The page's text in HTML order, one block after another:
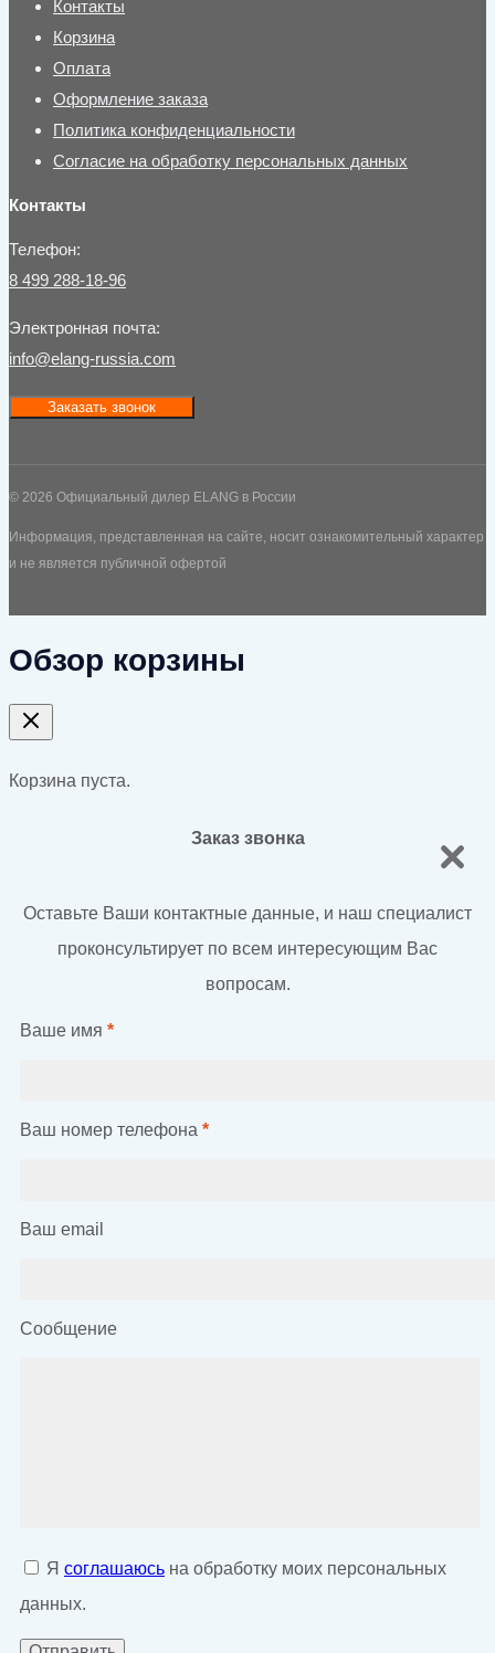
Контакты
Корзина
Оплата
Оформление заказа
Политика конфиденциальности
Согласие на обработку персональных данных
Контакты
Телефон:
8 499 288-18-96
Электронная почта:
info@elang-russia.com
Заказать звонок
© 2026 Официальный дилер ELANG в России
Информация, представленная на сайте, носит ознакомительный характер
и не является публичной офертой
Обзор корзины
Корзина пуста.
Заказ звонка
Оставьте Ваши контактные данные, и наш специалист
проконсультирует по всем интересующим Вас
вопросам.
Ваше имя *
Ваш номер телефона *
Ваш email
Сообщение
Я соглашаюсь на обработку моих персональных
данных.